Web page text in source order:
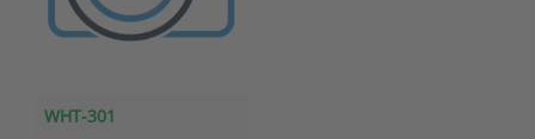
WHT-301